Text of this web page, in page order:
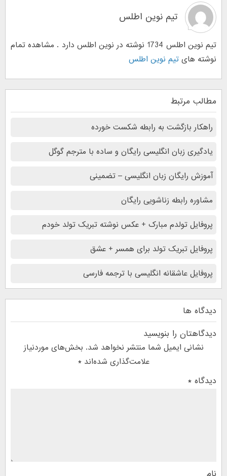
تیم نوین اطلس
تیم نوین اطلس 1734 نوشته در نوین اطلس دارد . مشاهده تمام
نوشته های تیم نوین اطلس
مطالب مرتبط
راهکار بازگشت به رابطه شکست خورده
یادگیری زبان انگلیسی رایگان و ساده با مترجم گوگل
آموزش رایگان زبان انگلیسی – تضمینی
مشاوره رابطه زناشویی رایگان
پروفایل تولدم مبارک + عکس نوشته تبریک تولد خودم
پروفایل تبریک تولد برای همسر + عشق
پروفایل عاشقانه انگلیسی با ترجمه فارسی
دیدگاه ها
دیدگاهتان را بنویسید
نشانی ایمیل شما منتشر نخواهد شد. بخش‌های موردنیاز
علامت‌گذاری شده‌اند*
دیدگاه *